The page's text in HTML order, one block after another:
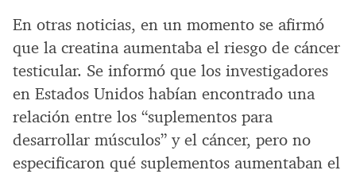
En otras noticias, en un momento se afirmó
que la creatina aumentaba el riesgo de cáncer
testicular. Se informó que los investigadores
en Estados Unidos habían encontrado una
relación entre los “suplementos para
desarrollar músculos” y el cáncer, pero no
especificaron qué suplementos aumentaban el